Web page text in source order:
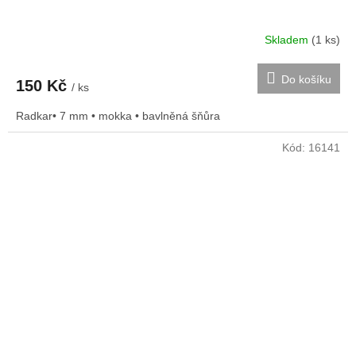
Skladem (1 ks)
150 Kč / ks
Do košíku
Radkar• 7 mm • mokka • bavlněná šňůra
Kód: 16141